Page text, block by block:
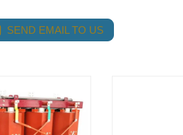
SEND EMAIL TO US